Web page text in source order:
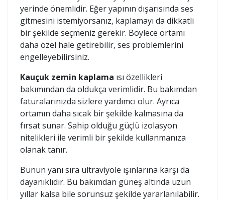
yerinde önemlidir. Eğer yapının dışarısında ses
gitmesini istemiyorsanız, kaplamayı da dikkatli
bir şekilde seçmeniz gerekir. Böylece ortamı
daha özel hale getirebilir, ses problemlerini
engelleyebilirsiniz.
Kauçuk zemin kaplama ısı özellikleri
bakımından da oldukça verimlidir. Bu bakımdan
faturalarınızda sizlere yardımcı olur. Ayrıca
ortamın daha sıcak bir şekilde kalmasına da
fırsat sunar. Sahip olduğu güçlü izolasyon
nitelikleri ile verimli bir şekilde kullanmanıza
olanak tanır.
Bunun yanı sıra ultraviyole ışınlarına karşı da
dayanıklıdır. Bu bakımdan güneş altında uzun
yıllar kalsa bile sorunsuz şekilde yararlanılabilir.